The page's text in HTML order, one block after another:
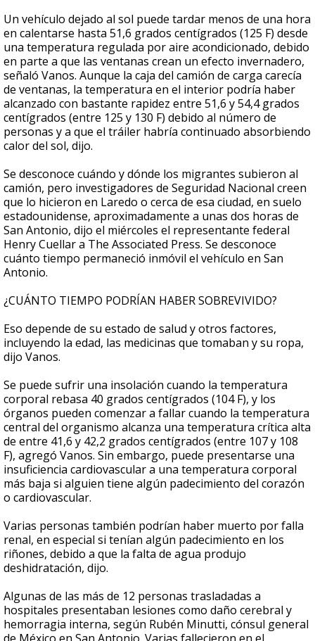
Un vehículo dejado al sol puede tardar menos de una hora
en calentarse hasta 51,6 grados centígrados (125 F) desde
una temperatura regulada por aire acondicionado, debido
en parte a que las ventanas crean un efecto invernadero,
señaló Vanos. Aunque la caja del camión de carga carecía
de ventanas, la temperatura en el interior podría haber
alcanzado con bastante rapidez entre 51,6 y 54,4 grados
centígrados (entre 125 y 130 F) debido al número de
personas y a que el tráiler habría continuado absorbiendo
calor del sol, dijo.
Se desconoce cuándo y dónde los migrantes subieron al
camión, pero investigadores de Seguridad Nacional creen
que lo hicieron en Laredo o cerca de esa ciudad, en suelo
estadounidense, aproximadamente a unas dos horas de
San Antonio, dijo el miércoles el representante federal
Henry Cuellar a The Associated Press. Se desconoce
cuánto tiempo permaneció inmóvil el vehículo en San
Antonio.
¿CUÁNTO TIEMPO PODRÍAN HABER SOBREVIVIDO?
Eso depende de su estado de salud y otros factores,
incluyendo la edad, las medicinas que tomaban y su ropa,
dijo Vanos.
Se puede sufrir una insolación cuando la temperatura
corporal rebasa 40 grados centígrados (104 F), y los
órganos pueden comenzar a fallar cuando la temperatura
central del organismo alcanza una temperatura crítica alta
de entre 41,6 y 42,2 grados centígrados (entre 107 y 108
F), agregó Vanos. Sin embargo, puede presentarse una
insuficiencia cardiovascular a una temperatura corporal
más baja si alguien tiene algún padecimiento del corazón
o cardiovascular.
Varias personas también podrían haber muerto por falla
renal, en especial si tenían algún padecimiento en los
riñones, debido a que la falta de agua produjo
deshidratación, dijo.
Algunas de las más de 12 personas trasladadas a
hospitales presentaban lesiones como daño cerebral y
hemorragia interna, según Rubén Minutti, cónsul general